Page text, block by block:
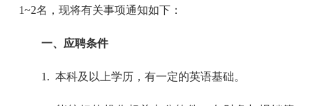
1~2名，现将有关事项通知如下：
一、应聘条件
1. 本科及以上学历，有一定的英语基础。